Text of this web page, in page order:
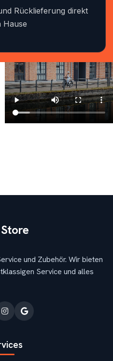
Rücklieferung direkt
Hause
und Zubehör. Wir bieten
Service und alles